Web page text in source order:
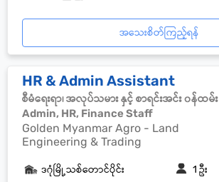
အသေးစိတ်ကြည့်ရန်
HR & Admin Assistant
စီမံရေးရာ၊ အလုပ်သမား နှင့် စာရင်းအင်း ၀န်ထမ်း |
Admin, HR, Finance Staff
Golden Myanmar Agro - Land
Engineering & Trading
ဒဂုံမြို့သစ်တောင်ပိုင်း 1 ဦး